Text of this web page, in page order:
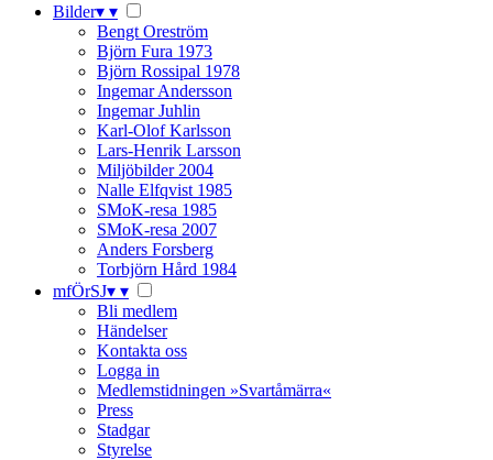
Bilder▾ ▾
Bengt Oreström
Björn Fura 1973
Björn Rossipal 1978
Ingemar Andersson
Ingemar Juhlin
Karl-Olof Karlsson
Lars-Henrik Larsson
Miljöbilder 2004
Nalle Elfqvist 1985
SMoK-resa 1985
SMoK-resa 2007
Anders Forsberg
Torbjörn Hård 1984
mfÖrSJ▾ ▾
Bli medlem
Händelser
Kontakta oss
Logga in
Medlemstidningen »Svartåmärra«
Press
Stadgar
Styrelse